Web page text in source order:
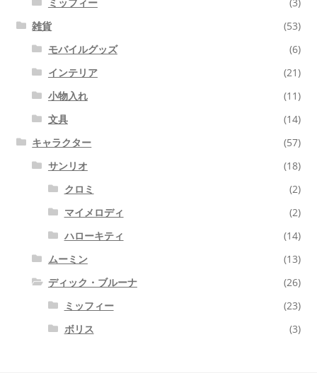
雑貨
(53)
モバイルグッズ
(6)
インテリア
(21)
小物入れ
(11)
文具
(14)
キャラクター
(57)
サンリオ
(18)
クロミ
(2)
マイメロディ
(2)
ハローキティ
(14)
ムーミン
(13)
ディック・ブルーナ
(26)
ミッフィー
(23)
ボリス
(3)